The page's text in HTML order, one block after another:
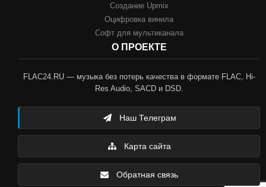
Создание Upmix
Оцифровка винила
Софт для мультиканала
О ПРОЕКТЕ
FLAC24.RU — музыка без потерь качества в формате FLAC, Hi-
Res Audio, SACD и DSD.
Наш Телеграм
Карта сайта
Обратная связь